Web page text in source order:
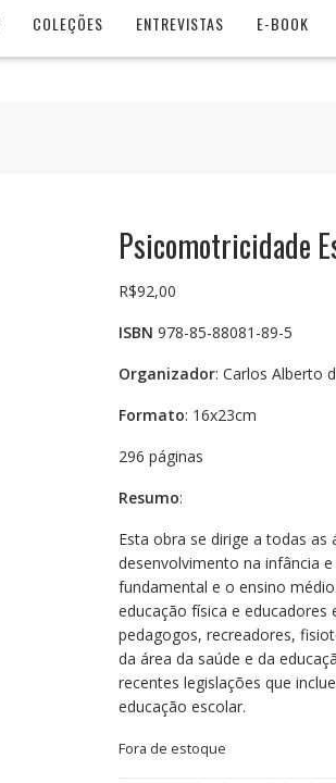
COLEÇÕES ENTREVISTAS E-BOOK
Psicomotricidade
R$92,00
ISBN 978-85-88081-89-5
Organizador: Carlos Alberto
Formato: 16x23cm
296 páginas
Resumo:
Esta obra se dirige a todas
desenvolvimento na infância
fundamental e o ensino
educação física e
pedagogos, recreadores,
da área da saúde e da
recentes legislações que
educação escolar.
Fora de estoque